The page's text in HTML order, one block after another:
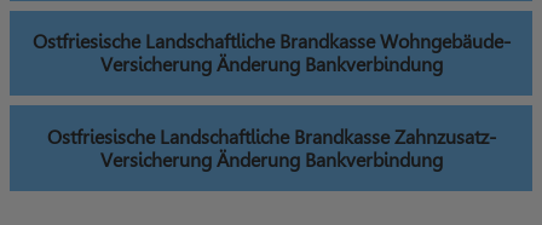
Ostfriesische Landschaftliche Brandkasse Wohngebäude-
Versicherung Änderung Bankverbindung
Ostfriesische Landschaftliche Brandkasse Zahnzusatz-
Versicherung Änderung Bankverbindung